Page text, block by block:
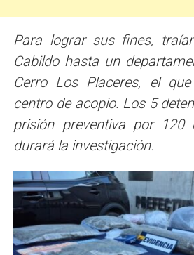
Para lograr sus fines,
Cabildo hasta un
Cerro Los Placeres, el
centro de acopio. Los 5
prisión preventiva por 120
durará la investigación.